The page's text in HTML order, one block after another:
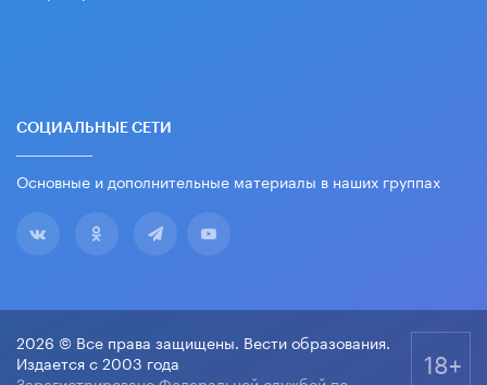
СОЦИАЛЬНЫЕ СЕТИ
Основные и дополнительные материалы в наших группах
2026 © Все права защищены. Вести образования.
Издается с 2003 года
18+